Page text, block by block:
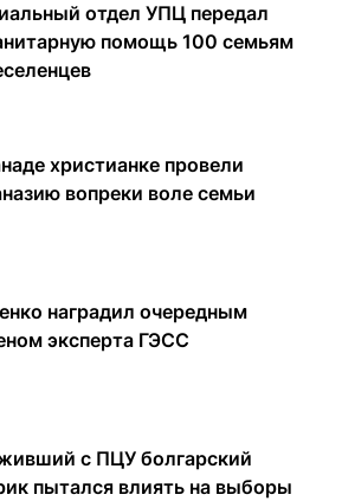
отдел УПЦ передал
помощь 100 семьям
христианке провели
вопреки воле семьи
наградил очередным
эксперта ГЭСС
с ПЦУ болгарский
пытался влиять на выборы